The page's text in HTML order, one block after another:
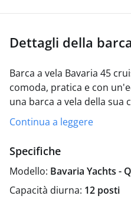
Dettagli della barca
Barca a vela Bavaria 45
comoda, pratica e con
una barca a vela della sua
un'eccellente scelta di
vostre vacanze.
Questa barca a vela vi
prestazioni eccellenti
Volvo Penta 40 CV, veloce,
ridotti (7 l/h).La barca a
Continua a leggere
Specifiche
Modello: Bavaria Yachts -
Capacità diurna: 12 posti